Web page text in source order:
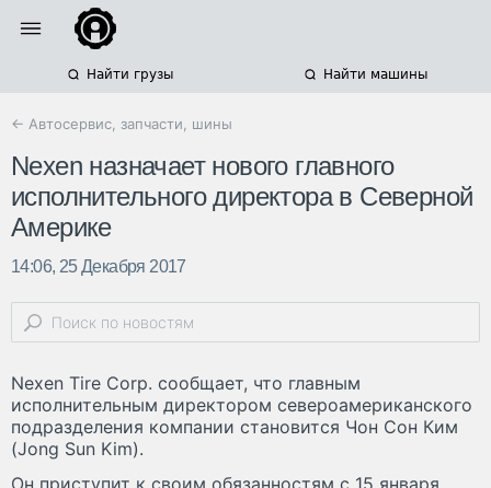
Найти грузы Найти машины
← Автосервис, запчасти, шины
Nexen назначает нового главного
исполнительного директора в Северной
Америке
14:06, 25 Декабря 2017
Nexen Tire Corp. сообщает, что главным
исполнительным директором североамериканского
подразделения компании становится Чон Сон Ким
(Jong Sun Kim).